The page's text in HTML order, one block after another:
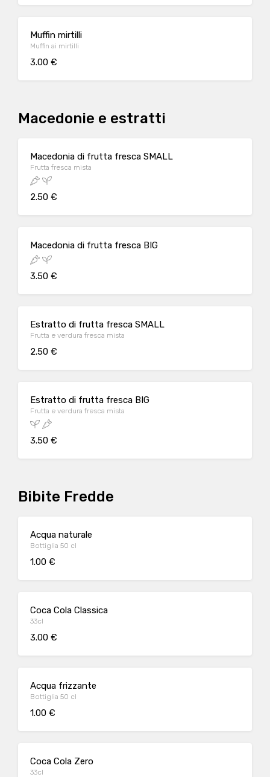
Muffin mirtilli
Muffin ai mirtilli
3.00 €
Macedonie e estratti
Macedonia di frutta fresca SMALL
Frutta fresca mista
2.50 €
Macedonia di frutta fresca BIG
3.50 €
Estratto di frutta fresca SMALL
Frutta e verdura fresca mista
2.50 €
Estratto di frutta fresca BIG
Frutta e verdura fresca mista
3.50 €
Bibite Fredde
Acqua naturale
Bottiglia 50 cl
1.00 €
Coca Cola Classica
33cl
3.00 €
Acqua frizzante
Bottiglia 50 cl
1.00 €
Coca Cola Zero
33cl